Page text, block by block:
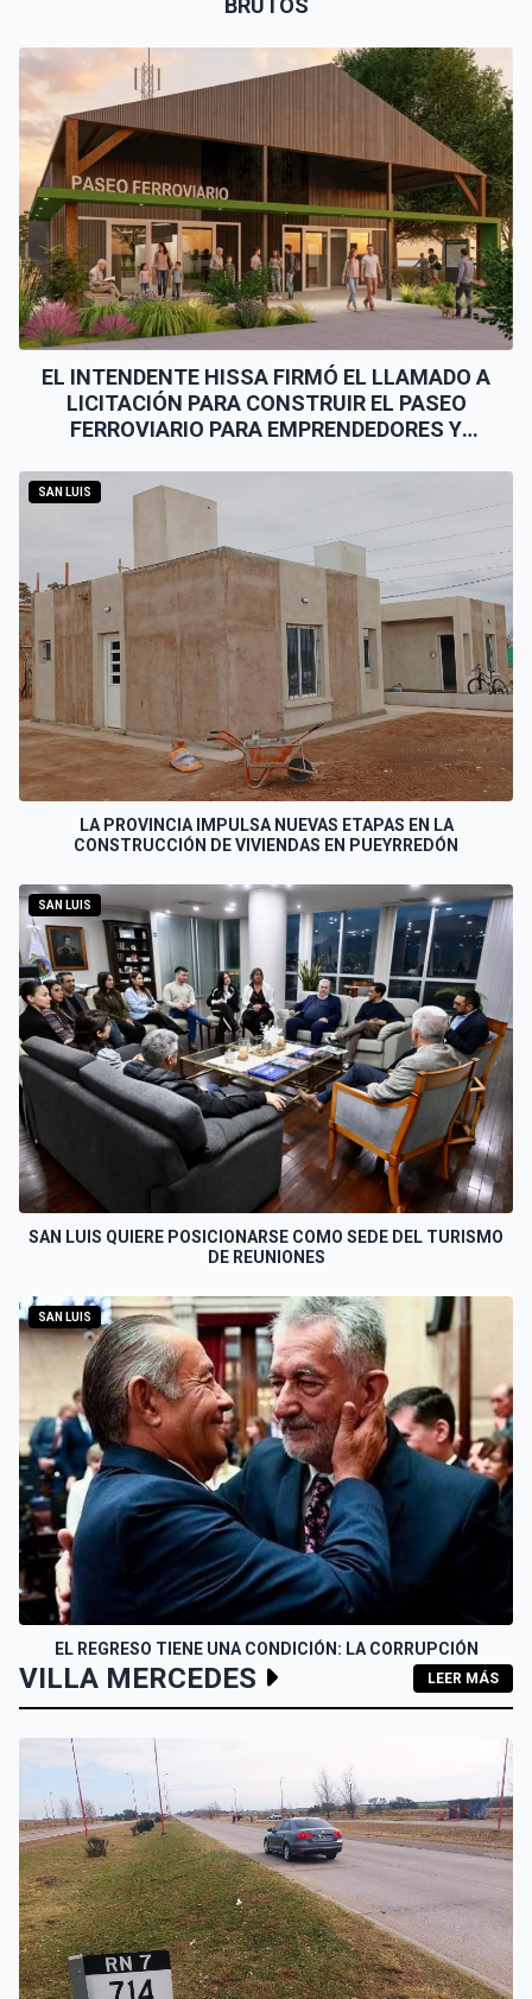
EL INTENDENTE HISSA FIRMÓ EL LLAMADO A
LICITACIÓN PARA CONSTRUIR EL PASEO
FERROVIARIO PARA EMPRENDEDORES Y
SAN LUIS
LA PROVINCIA IMPULSA NUEVAS ETAPAS EN LA
CONSTRUCCIÓN DE VIVIENDAS EN PUEYRREDÓN
SAN LUIS
SAN LUIS QUIERE POSICIONARSE COMO SEDE DEL TURISMO
DE REUNIONES
SAN LUIS
EL REGRESO TIENE UNA CONDICIÓN: LA CORRUPCIÓN
VILLA MERCEDES LEER MÁS